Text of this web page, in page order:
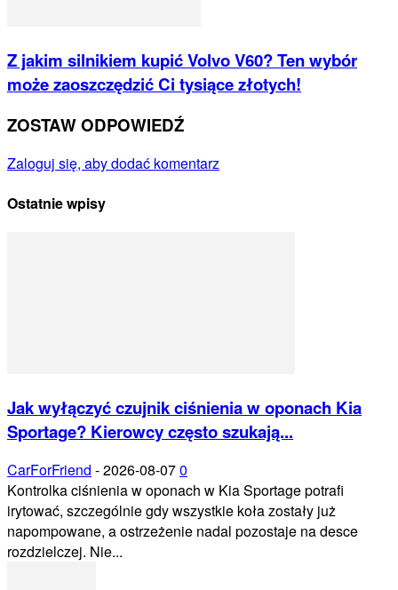
Z jakim silnikiem kupić Volvo V60? Ten wybór
może zaoszczędzić Ci tysiące złotych!
ZOSTAW ODPOWIEDŹ
Zaloguj się, aby dodać komentarz
Ostatnie wpisy
Jak wyłączyć czujnik ciśnienia w oponach Kia
Sportage? Kierowcy często szukają...
CarForFriend -2026-08-070
Kontrolka ciśnienia w oponach w Kia Sportage potrafi
irytować, szczególnie gdy wszystkie koła zostały już
napompowane, a ostrzeżenie nadal pozostaje na desce
rozdzielczej. Nie...